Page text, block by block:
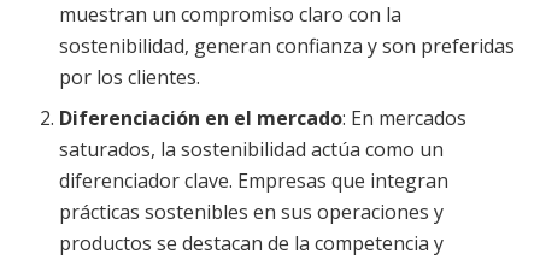
muestran un compromiso claro con la
sostenibilidad, generan confianza y son preferidas
por los clientes.
Diferenciación en el mercado: En mercados
saturados, la sostenibilidad actúa como un
diferenciador clave. Empresas que integran
prácticas sostenibles en sus operaciones y
productos se destacan de la competencia y